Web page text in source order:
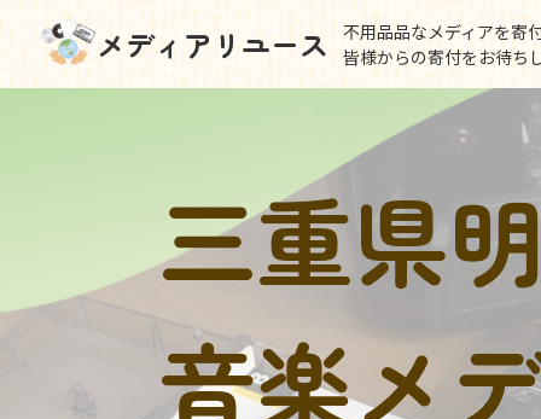
メディアリユース
不用品品なメディアを寄
皆様からの寄付をお待ち
三重県
音楽メ